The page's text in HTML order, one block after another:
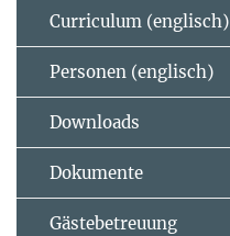
Curriculum (englisch)
Personen (englisch)
Downloads
Dokumente
Gästebetreuung